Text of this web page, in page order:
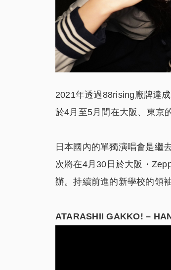
2021年透過88rising廠牌達
於4月至5月間在大阪、東京
日本國內的單獨演唱會是繼
次將在4月30日於大阪・
辦。持續前進的新學校的領
ATARASHII GAKKO! –